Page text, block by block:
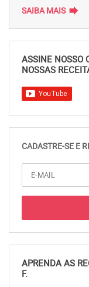
SAIBA MAIS forward
ASSINE NOSSO
NOSSAS
CADASTRE-SE E
APRENDA AS
F.